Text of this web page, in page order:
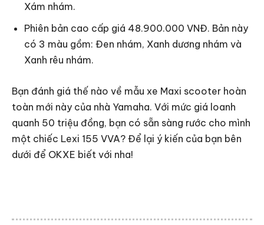
Xám nhám.
Phiên bản cao cấp giá 48.900.000 VNĐ. Bản này
có 3 màu gồm: Đen nhám, Xanh dương nhám và
Xanh rêu nhám.
Bạn đánh giá thế nào về mẫu xe Maxi scooter hoàn
toàn mới này của nhà Yamaha. Với mức giá loanh
quanh 50 triệu đồng, bạn có sẵn sàng rước cho mình
một chiếc Lexi 155 VVA? Để lại ý kiến của bạn bên
dưới để OKXE biết với nha!